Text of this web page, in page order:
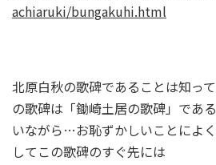
achiaruki/bungakuhi.html
北原白秋の歌碑であることは知っ
の歌碑は「鋤崎土居の歌碑」であ
いながら…お恥ずかしいことによ
してこの歌碑のすぐ先には